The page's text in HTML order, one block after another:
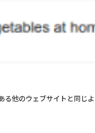
他のウェブサイトと同じ